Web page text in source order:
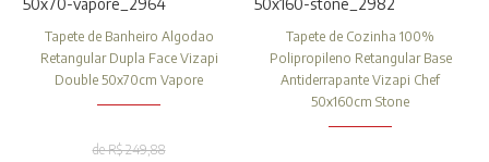
Tapete de Banheiro Algodao
Retangular Dupla Face Vizapi
Double 50x70cm Vapore
de R$ 249,88
Tapete de Cozinha 100%
Polipropileno Retangular Base
Antiderrapante Vizapi Chef
50x160cm Stone